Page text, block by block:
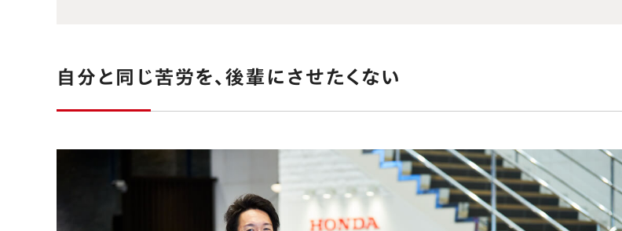
自分と同じ苦労を、後輩にさせたくない